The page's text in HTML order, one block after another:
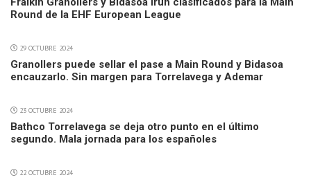
Round de la EHF European League
29 OCTUBRE 2024
Granollers puede sellar el pase a Main Round y Bidasoa
encauzarlo. Sin margen para Torrelavega y Ademar
23 OCTUBRE 2024
Bathco Torrelavega se deja otro punto en el último
segundo. Mala jornada para los españoles
22 OCTUBRE 2024